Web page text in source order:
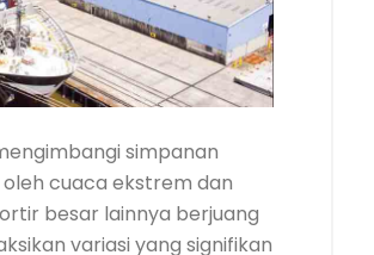
simpanan
cuaca ekstrem dan
besar lainnya berjuang
variasi yang signifikan